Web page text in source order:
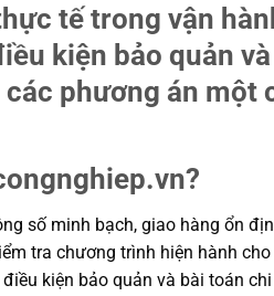
tế trong vận
kiện bảo quản
phương án một
số minh bạch, giao hàng ổn
tra chương trình hiện hành
kiện bảo quản và bài toán